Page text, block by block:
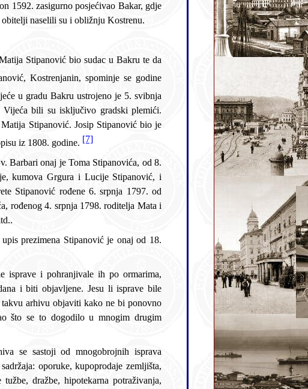
posjećivao Bakar, gdje
je njegova obitelj boravila i obitavala, a članovi obitelji naselili su i obližnju Kostrenu.
ustrojeno je 5. svibnja
iz 1808. godine. [7]
je Toma Stipanovića, od 8.
Stipanović, i
itd..
se sastoji od mnogobrojnih isprava
oporuke, kupoprodaje zemljišta,
tužbe, dražbe, hipotekarna potraživanja,